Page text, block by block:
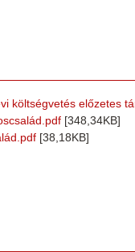
költségvetés előzetes
[348,34KB]
[38,18KB]